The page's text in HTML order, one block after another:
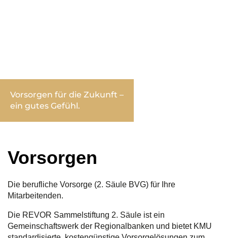
Vorsorgen für die Zukunft –
ein gutes Gefühl.
Vorsorgen
Die berufliche Vorsorge (2. Säule BVG) für Ihre
Mitarbeitenden.
Die REVOR Sammelstiftung 2. Säule ist ein
Gemeinschaftswerk der Regionalbanken und bietet KMU